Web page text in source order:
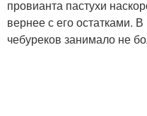
провианта пастухи
вернее с его остатками.
чебуреков занимало не